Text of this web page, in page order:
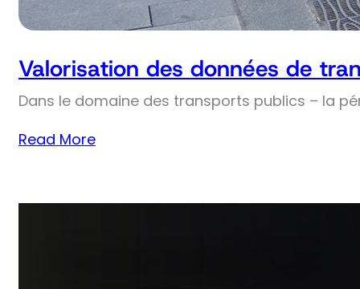
Valorisation des données de
Dans le domaine des transports publics – la
Read More